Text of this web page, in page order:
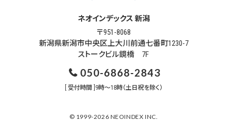
ネオインデックス 新潟
〒951-8068
新潟県新潟市中央区上大川前通七番町1230-7
ストークビル鏡橋 7F
050-6868-2843
[ 受付時間 ]9時～18時（土日祝を除く）
© 1999-2026 NEOINDEX INC.